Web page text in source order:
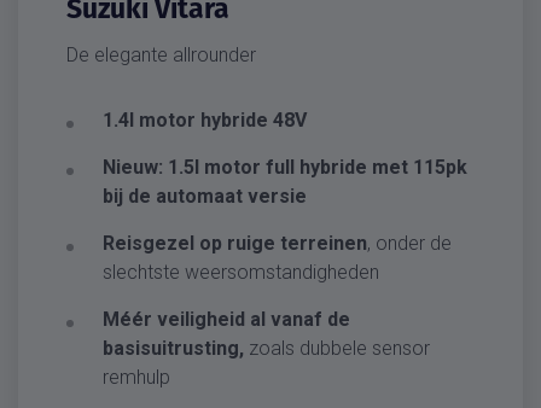
Suzuki Vitara
De elegante allrounder
1.4l motor hybride 48V
Nieuw: 1.5l motor full hybride met 115pk
bij de automaat versie
Reisgezel op ruige terreinen, onder de
slechtste weersomstandigheden
Méér veiligheid al vanaf de
basisuitrusting, zoals dubbele sensor
remhulp